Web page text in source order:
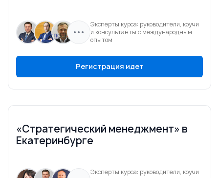
Эксперты курса: руководители, коучи
и консультанты с международным
опытом
Регистрация идет
«Стратегический менеджмент» в
Екатеринбурге
Эксперты курса: руководители, коучи